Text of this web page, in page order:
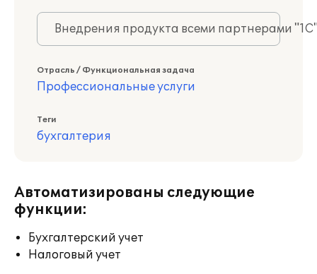
Внедрения продукта всеми партнерами
Отрасль / Функциональная задача
Профессиональные услуги
Теги
бухгалтерия
Автоматизированы следующие
функции:
Бухгалтерский учет
Налоговый учет